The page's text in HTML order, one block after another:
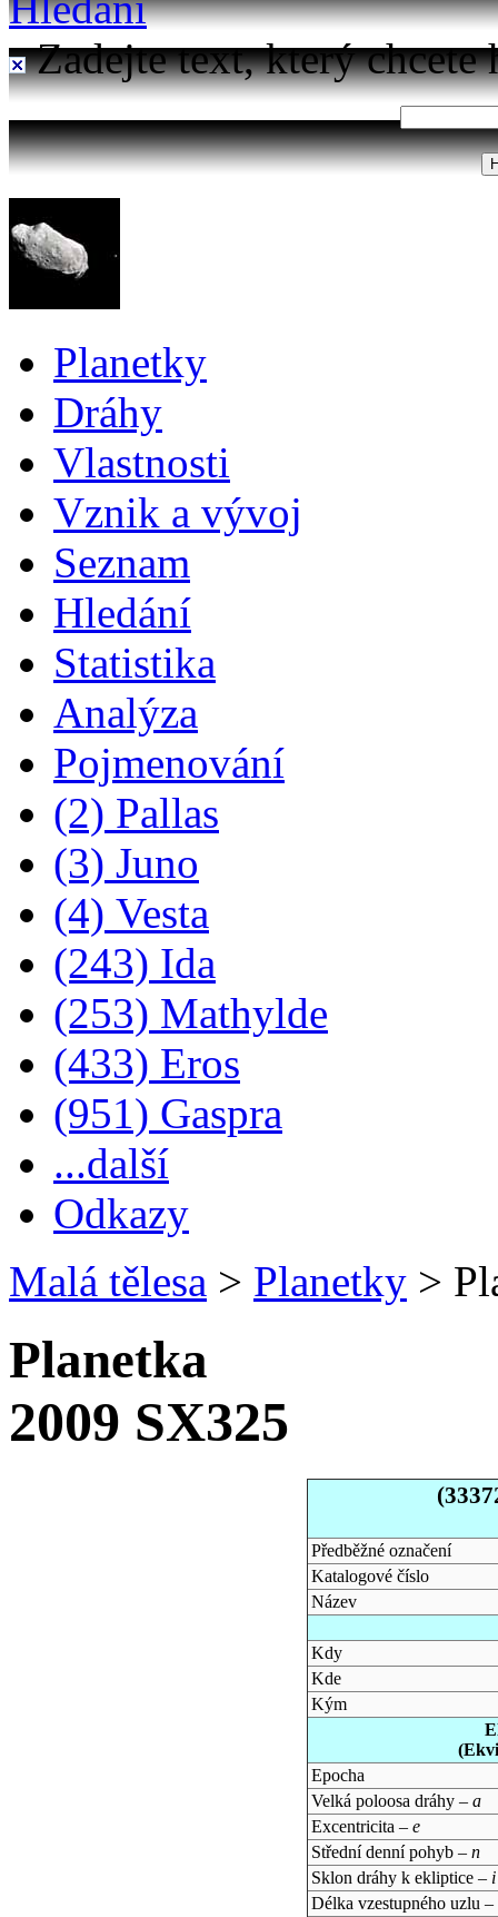
Zadejte text, který chcete
Planetky
Dráhy
Vlastnosti
Vznik a vývoj
Seznam
Hledání
Statistika
Analýza
Pojmenování
(2) Pallas
(3) Juno
(4) Vesta
(243) Ida
(253) Mathylde
(433) Eros
(951) Gaspra
...další
Odkazy
Malá tělesa > Planetky >
Planetka
2009 SX325
Předběžné označení
Katalogové číslo
Název
Kdy
Kde
Kým
Epocha
Velká poloosa dráhy – a
Excentricita – e
Střední denní pohyb – n
Sklon dráhy k ekliptice – i
Délka vzestupného uzlu –